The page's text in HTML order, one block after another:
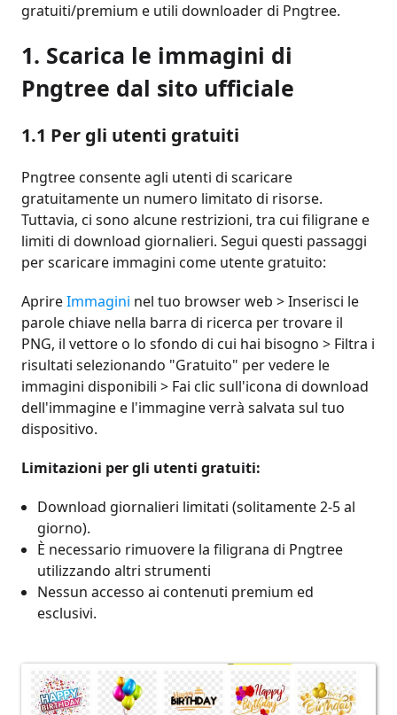
gratuiti/premium e utili downloader di Pngtree.
1. Scarica le immagini di
Pngtree dal sito ufficiale
1.1 Per gli utenti gratuiti
Pngtree consente agli utenti di scaricare
gratuitamente un numero limitato di risorse.
Tuttavia, ci sono alcune restrizioni, tra cui filigrane e
limiti di download giornalieri. Segui questi passaggi
per scaricare immagini come utente gratuito:
AprireImmagini nel tuo browser web > Inserisci le
parole chiave nella barra di ricerca per trovare il
PNG, il vettore o lo sfondo di cui hai bisogno > Filtra i
risultati selezionando "Gratuito" per vedere le
immagini disponibili > Fai clic sull'icona di download
dell'immagine e l'immagine verrà salvata sul tuo
dispositivo.
Limitazioni per gli utenti gratuiti:
Download giornalieri limitati (solitamente 2-5 al
giorno).
È necessario rimuovere la filigrana di Pngtree
utilizzando altri strumenti
Nessun accesso ai contenuti premium ed
esclusivi.